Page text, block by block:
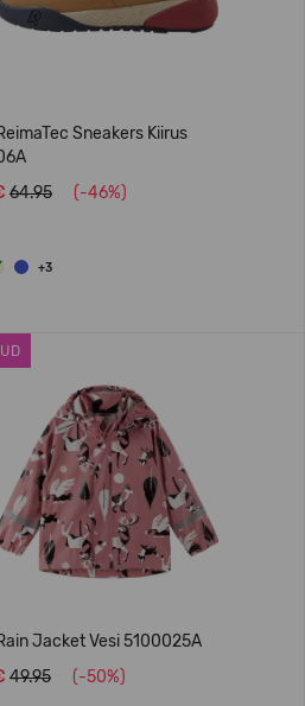
Sneakers Kiirus
64.95 (-46%)
+3
Jacket Vesi 5100025A
49.95 (-50%)